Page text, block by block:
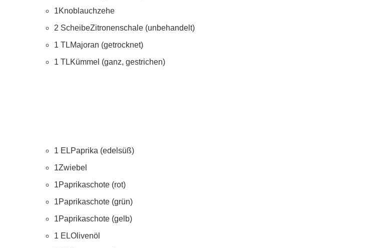
1Knoblauchzehe
2 ScheibeZitronenschale (unbehandelt)
1 TLMajoran (getrocknet)
1 TLKümmel (ganz, gestrichen)
1 ELPaprika (edelsüß)
1Zwiebel
1Paprikaschote (rot)
1Paprikaschote (grün)
1Paprikaschote (gelb)
1 ELOlivenöl